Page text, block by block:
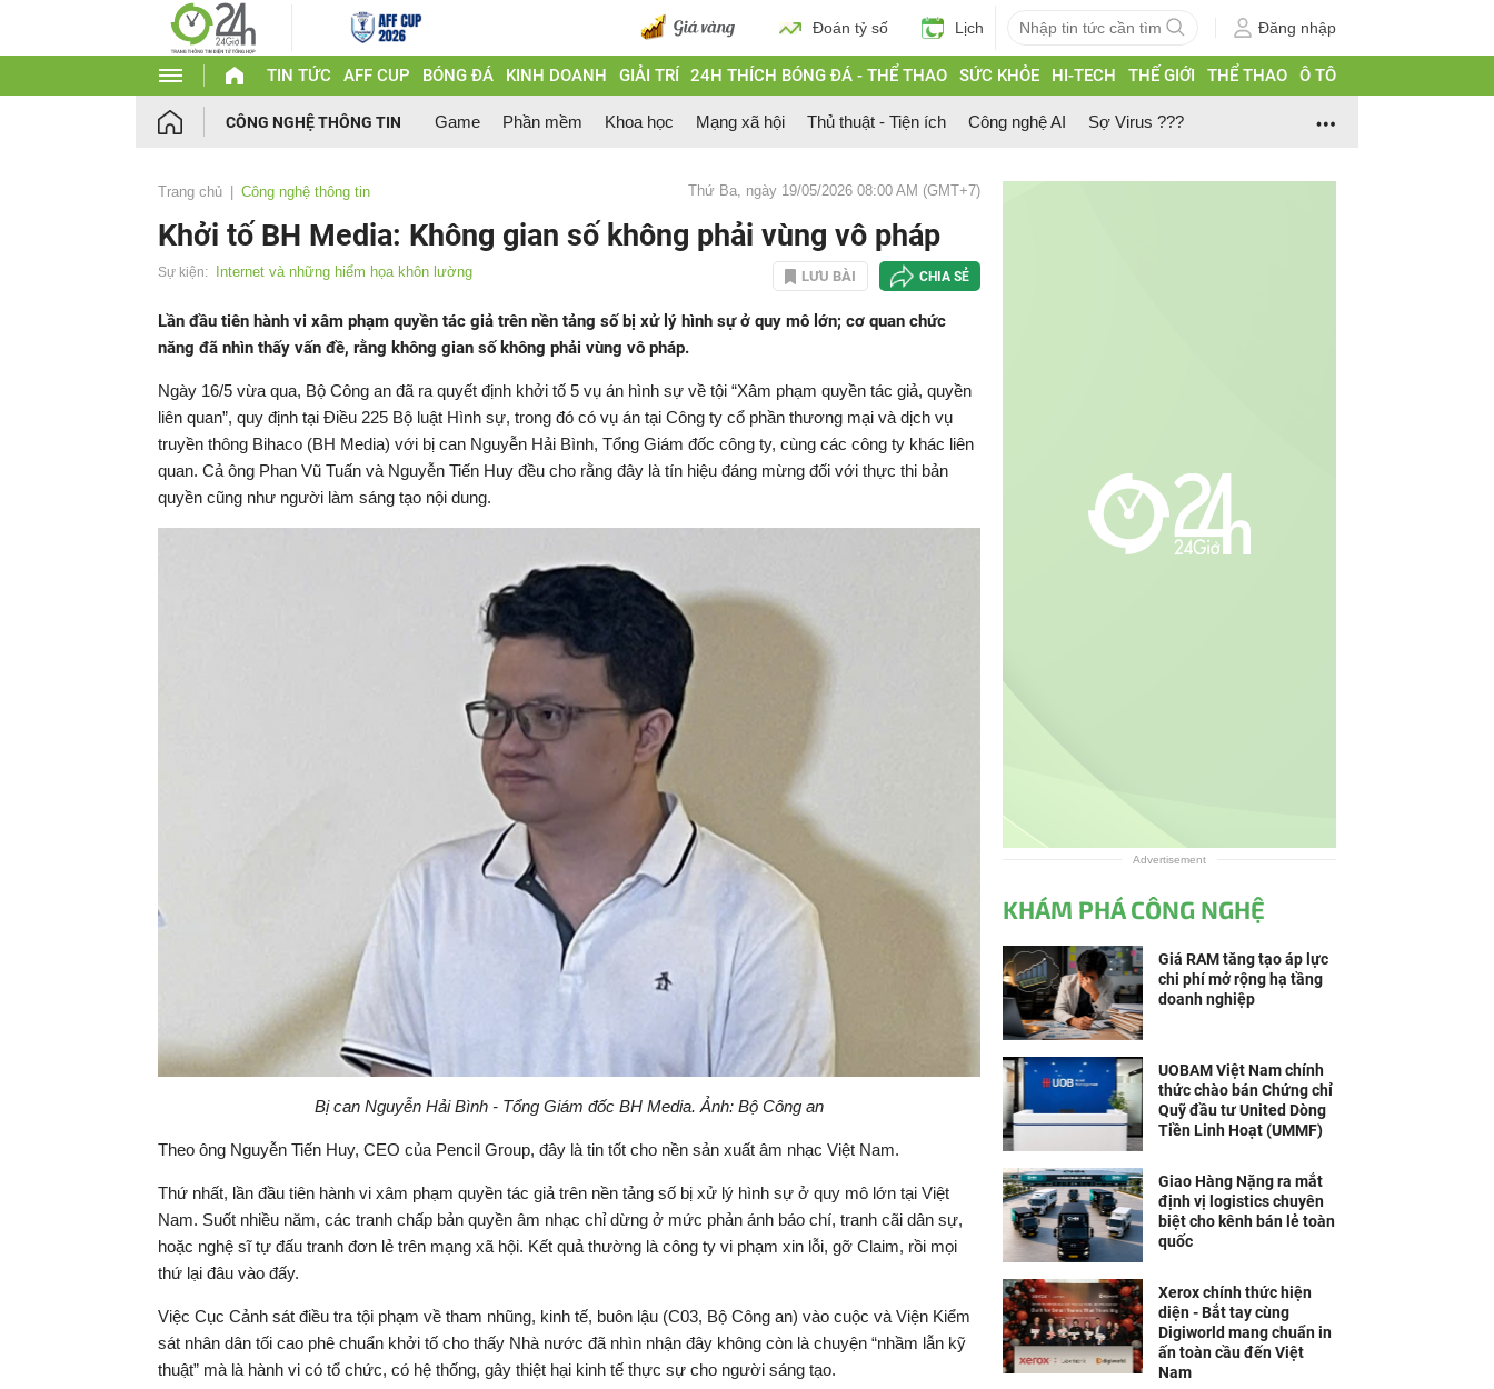
Đoán tỷ số Lịch Đăng nhập
TIN TỨC AFF CUP BÓNG ĐÁ KINH DOANH GIẢI TRÍ 24H THÍCH BÓNG ĐÁ - THỂ THAO SỨC KHỎE HI-TECH THẾ GIỚI THỂ THAO Ô TÔ
CÔNG NGHỆ THÔNG TIN Game Phần mềm Khoa học Mạng xã hội Thủ thuật - Tiện ích Công nghệ AI Sợ Virus ???
Trang chủ Công nghệ thông tin Thứ Ba, ngày 19/05/2026 08:00 AM (GMT+7)
Khởi tố BH Media: Không gian số không phải vùng vô pháp
Sự kiện: Internet và những hiểm họa khôn lường LƯU BÀI CHIA SẺ
Lần đầu tiên hành vi xâm phạm quyền tác giả trên nền tảng số bị xử lý hình sự ở quy mô lớn; cơ quan chức
năng đã nhìn thấy vấn đề, rằng không gian số không phải vùng vô pháp.
Ngày 16/5 vừa qua, Bộ Công an đã ra quyết định khởi tố 5 vụ án hình sự về tội “Xâm phạm quyền tác giả, quyền
liên quan”, quy định tại Điều 225 Bộ luật Hình sự, trong đó có vụ án tại Công ty cổ phần thương mại và dịch vụ
truyền thông Bihaco (BH Media) với bị can Nguyễn Hải Bình, Tổng Giám đốc công ty, cùng các công ty khác liên
quan. Cả ông Phan Vũ Tuấn và Nguyễn Tiến Huy đều cho rằng đây là tín hiệu đáng mừng đối với thực thi bản
quyền cũng như người làm sáng tạo nội dung.
Bị can Nguyễn Hải Bình - Tổng Giám đốc BH Media. Ảnh: Bộ Công an
Theo ông Nguyễn Tiến Huy, CEO của Pencil Group, đây là tin tốt cho nền sản xuất âm nhạc Việt Nam.
Thứ nhất, lần đầu tiên hành vi xâm phạm quyền tác giả trên nền tảng số bị xử lý hình sự ở quy mô lớn tại Việt
Nam. Suốt nhiều năm, các tranh chấp bản quyền âm nhạc chỉ dừng ở mức phản ánh báo chí, tranh cãi dân sự,
hoặc nghệ sĩ tự đấu tranh đơn lẻ trên mạng xã hội. Kết quả thường là công ty vi phạm xin lỗi, gỡ Claim, rồi mọi
thứ lại đâu vào đấy.
Việc Cục Cảnh sát điều tra tội phạm về tham nhũng, kinh tế, buôn lậu (C03, Bộ Công an) vào cuộc và Viện Kiểm
sát nhân dân tối cao phê chuẩn khởi tố cho thấy Nhà nước đã nhìn nhận đây không còn là chuyện “nhầm lẫn kỹ
thuật” mà là hành vi có tổ chức, có hệ thống, gây thiệt hại kinh tế thực sự cho người sáng tạo.
Advertisement
KHÁM PHÁ CÔNG NGHỆ
Giá RAM tăng tạo áp lực
chi phí mở rộng hạ tầng
doanh nghiệp
UOBAM Việt Nam chính
thức chào bán Chứng chỉ
Quỹ đầu tư United Dòng
Tiền Linh Hoạt (UMMF)
Giao Hàng Nặng ra mắt
định vị logistics chuyên
biệt cho kênh bán lẻ toàn
quốc
Xerox chính thức hiện
diện - Bắt tay cùng
Digiworld mang chuẩn in
ấn toàn cầu đến Việt
Nam